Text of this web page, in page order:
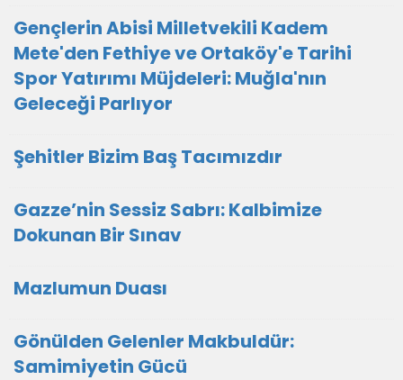
Gençlerin Abisi Milletvekili Kadem
Mete'den Fethiye ve Ortaköy'e Tarihi
Spor Yatırımı Müjdeleri: Muğla'nın
Geleceği Parlıyor
Şehitler Bizim Baş Tacımızdır
Gazze’nin Sessiz Sabrı: Kalbimize
Dokunan Bir Sınav
Mazlumun Duası
​Gönülden Gelenler Makbuldür:
Samimiyetin Gücü